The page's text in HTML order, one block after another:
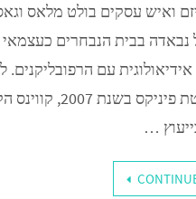
יזם ואיש עסקים בולט מלאס
בבית הנבחרים
עם
…